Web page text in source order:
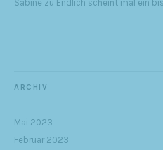
Sabine zu Endlich scheint mal ein
ARCHIV
Mai 2023
Februar 2023